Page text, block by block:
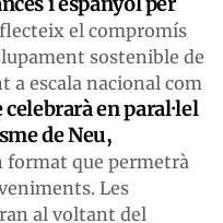
el compromís
sostenible de
a escala nacional com
celebrarà en paral·lel
de Neu,
format que permetrà
Les
al voltant del